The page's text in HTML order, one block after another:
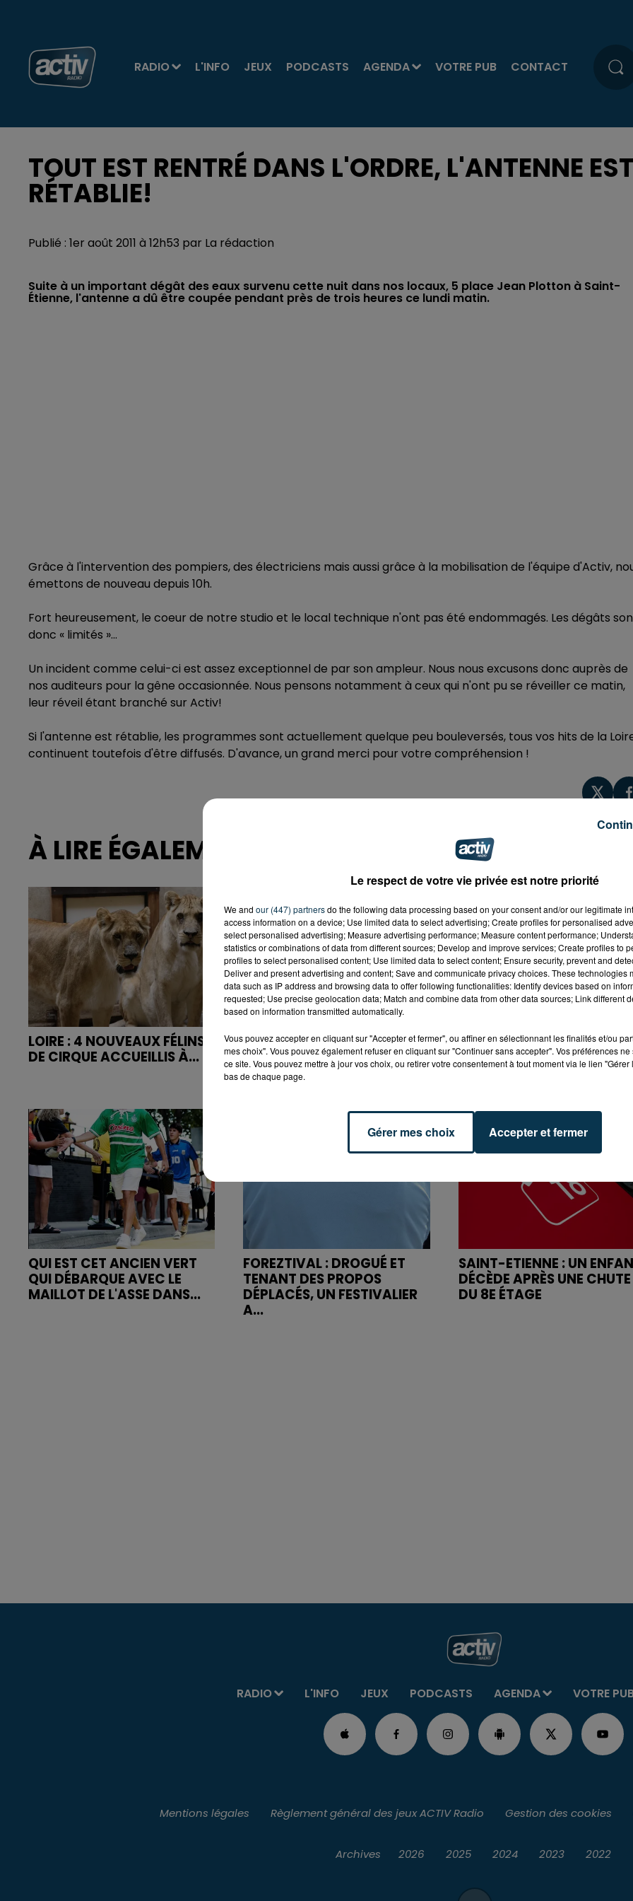
RADIO L'INFO JEUX PODCASTS AGENDA VOTRE PUB CONTACT
TOUT EST RENTRÉ DANS L'ORDRE, L'ANTENNE EST
RÉTABLIE!
Publié : 1er août 2011 à 12h53 par La rédaction
Suite à un important dégât des eaux survenu cette nuit dans nos locaux, 5 place Jean Plotton à Saint-
Étienne, l'antenne a dû être coupée pendant près de trois heures ce lundi matin.
Grâce à l'intervention des pompiers, des électriciens mais aussi grâce à la mobilisation de l'équipe d'Activ,
émettons de nouveau depuis 10h.
Fort heureusement, le coeur de notre studio et le local technique n'ont pas été endommagés. Les dégâts
donc « limités »...
Un incident comme celui-ci est assez exceptionnel de par son ampleur. Nous nous excusons donc auprès de
nos auditeurs pour la gêne occasionnée. Nous pensons notamment à ceux qui n'ont pu se réveiller ce matin,
leur réveil étant branché sur Activ!
Si l'antenne est rétablie, les programmes sont actuellement quelque peu bouleversés, tous vos hits de la
continuent toutefois d'être diffusés. D'avance, un grand merci pour votre compréhension !
À LIRE ÉGALEMENT
LOIRE : 4 NOUVEAUX FÉLINS
DE CIRQUE ACCUEILLIS À...
TOUR DE FRANCE FÉMININ :
KIM LE COURT S'ADJUGE
L'ÉTAPE ENTRE...
POURQUOI LA
EST PERTURBÉE TOUTE LA
JOURNÉE SUR L'A47 ?
QUI EST CET ANCIEN VERT
QUI DÉBARQUE AVEC LE
MAILLOT DE L'ASSE DANS...
FOREZTIVAL : DROGUÉ ET
TENANT DES PROPOS
DÉPLACÉS, UN FESTIVALIER
A...
SAINT-ETIENNE : UN
DÉCÈDE APRÈS UNE CHUTE
DU 8E ÉTAGE
RADIO L'INFO JEUX PODCASTS AGENDA VOTRE
Mentions légales Règlement général des jeux ACTIV Radio Gestion des cookies
Archives 2026 2025 2024 2023 2022
Le respect de votre vie privée est notre priorité
We and our (447) partnersdo the following data processing based on your consent and/or our legitimate
access information on a device; Use limited data to select advertising; Create profiles for personalised
select personalised advertising; Measure advertising performance; Measure content performance;
statistics or combinations of data from different sources; Develop and improve services; Create profiles to
profiles to select personalised content; Use limited data to select content; Ensure security, prevent and
Deliver and present advertising and content; Save and communicate privacy choices. These technologies
data such as IP address and browsing data to offer following functionalities: Identify devices based on
requested; Use precise geolocation data; Match and combine data from other data sources; Link different
based on information transmitted automatically.
Vous pouvez accepter en cliquant sur "Accepter et fermer", ou affiner en sélectionnant les finalités et/ou
mes choix". Vous pouvez également refuser en cliquant sur "Continuer sans accepter". Vos préférences
ce site. Vous pouvez mettre à jour vos choix, ou retirer votre consentement à tout moment via le lien
bas de chaque page.
Gérer mes choix Accepter et fermer